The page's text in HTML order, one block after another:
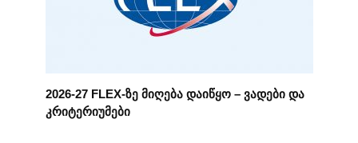
2026-27 FLEX-ზე მიღება დაიწყო – ვადები და
კრიტერიუმები